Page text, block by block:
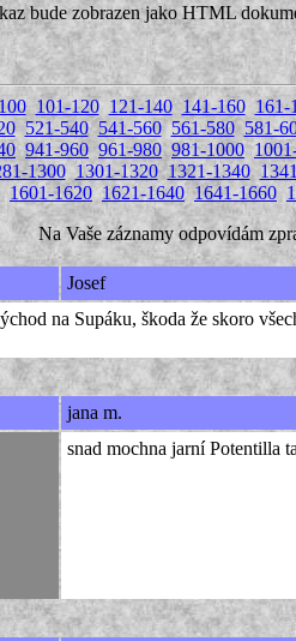
bude zobrazen jako HTML
101-120 121-140 141-160 161-
521-540 541-560 561-580 581-
941-960 961-980 981-1000
1300 1301-1320 1321-1340
1601-1620 1621-1640 1641-1660
Na Vaše záznamy odpovídám
Josef
na Supáku, škoda že skoro
jana m.
snad mochna jarní Potentilla